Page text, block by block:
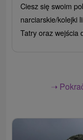
Ciesz się swoim
narciarskie/kolejki
Tatry oraz wejścia
➝